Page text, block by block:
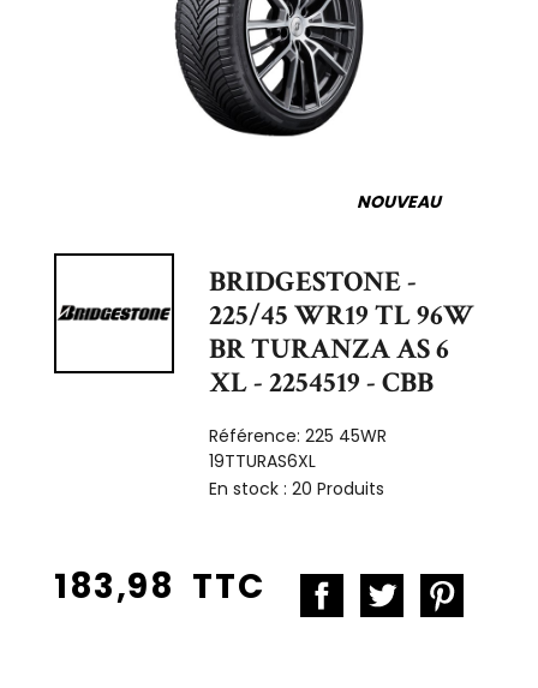
NOUVEAU
BRIDGESTONE -
225/45 WR19 TL 96W
BR TURANZA AS 6
XL - 2254519 - CBB
Référence:225 45WR
19TTURAS6XL
En stock :20 Produits
183,98 TTC